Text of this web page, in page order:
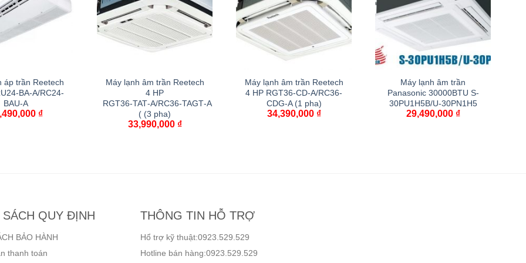
áp trần Reetech
BA-A/RC24-
BAU-A
₫
Máy lạnh âm trần Reetech
4 HP
RGT36‑TAT‑A/RC36‑TAGT‑A
( (3 pha)
33,990,000 ₫
Máy lạnh âm trần Reetech
4 HP RGT36-CD-A/RC36-
CDG-A (1 pha)
34,390,000 ₫
Máy lạnh âm trần
Panasonic 30000BTU S-
30PU1H5B/U-30PN1H5
29,490,000 ₫
SÁCH QUY ĐỊNH
BẢO HÀNH
thanh toán
THÔNG TIN HỖ TRỢ
Hổ trợ kỹ thuật:0923.529.529
Hotline bán hàng:0923.529.529